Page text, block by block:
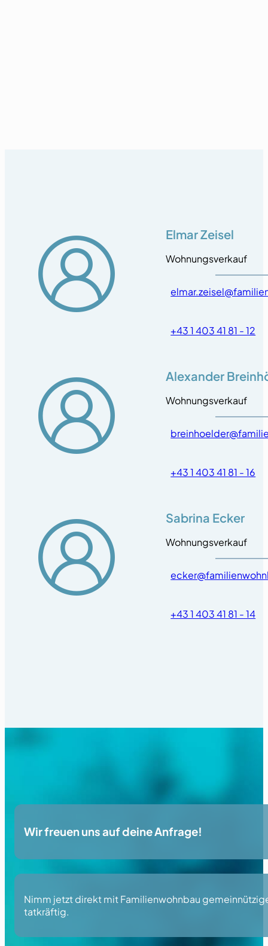
Elmar Zeisel
Wohnungsverkauf
+43 1 403 41 81 - 12
Alexander
Wohnungsverkauf
+43 1 403 41 81 - 16
Sabrina Ecker
Wohnungsverkauf
+43 1 403 41 81 - 14
Wir freuen uns auf deine Anfrage!
Nimm jetzt direkt mit Familienwohnbau
tatkräftig.